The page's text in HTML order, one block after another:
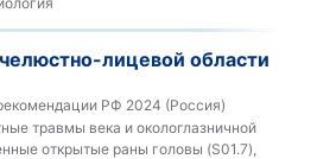
лицевой области
РФ 2024 (Россия)
травмы века и окологлазничной
открытые раны головы (S01.7),